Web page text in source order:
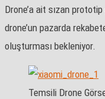
Drone’a ait sızan
drone’un pazarda
oluşturması bekleniyor.
Temsili Drone